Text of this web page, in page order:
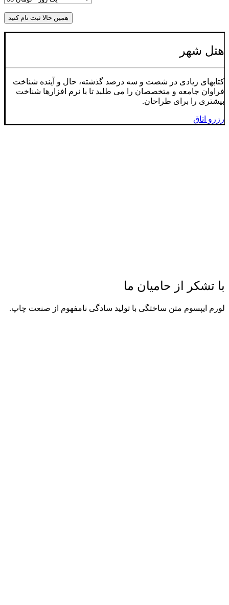
هتل شهر
کتابهای زیادی در شصت و سه درصد گذشته، حال و آینده شناخت
فراوان جامعه و متخصصان را می طلبد تا با نرم افزارها شناخت
بیشتری را برای طراحان.
رزرو اتاق
با تشکر از حامیان ما
لورم ایپسوم متن ساختگی با تولید سادگی نامفهوم از صنعت چاپ.